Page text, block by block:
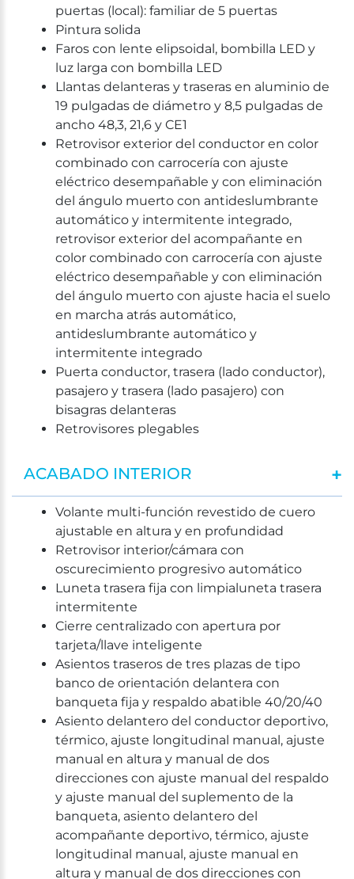
puertas (local): familiar de 5 puertas
Pintura solida
Faros con lente elipsoidal, bombilla LED y
luz larga con bombilla LED
Llantas delanteras y traseras en aluminio de
19 pulgadas de diámetro y 8,5 pulgadas de
ancho 48,3, 21,6 y CE1
Retrovisor exterior del conductor en color
combinado con carrocería con ajuste
eléctrico desempañable y con eliminación
del ángulo muerto con antideslumbrante
automático y intermitente integrado,
retrovisor exterior del acompañante en
color combinado con carrocería con ajuste
eléctrico desempañable y con eliminación
del ángulo muerto con ajuste hacia el suelo
en marcha atrás automático,
antideslumbrante automático y
intermitente integrado
Puerta conductor, trasera (lado conductor),
pasajero y trasera (lado pasajero) con
bisagras delanteras
Retrovisores plegables
ACABADO INTERIOR
Volante multi-función revestido de cuero
ajustable en altura y en profundidad
Retrovisor interior/cámara con
oscurecimiento progresivo automático
Luneta trasera fija con limpialuneta trasera
intermitente
Cierre centralizado con apertura por
tarjeta/llave inteligente
Asientos traseros de tres plazas de tipo
banco de orientación delantera con
banqueta fija y respaldo abatible 40/20/40
Asiento delantero del conductor deportivo,
térmico, ajuste longitudinal manual, ajuste
manual en altura y manual de dos
direcciones con ajuste manual del respaldo
y ajuste manual del suplemento de la
banqueta, asiento delantero del
acompañante deportivo, térmico, ajuste
longitudinal manual, ajuste manual en
altura y manual de dos direcciones con